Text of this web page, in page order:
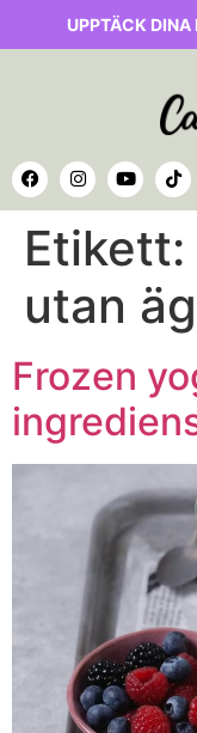
UPPTÄCK DINA
Etikett:
utan
Frozen